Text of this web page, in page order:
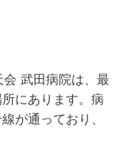
武田病院は、最
にあります。病
が通っており、